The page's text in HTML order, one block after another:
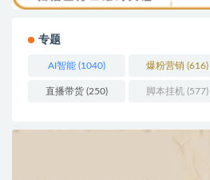
专题
AI智能 (1040) 爆粉营销 (616)
直播带货 (250) 脚本挂机 (577)